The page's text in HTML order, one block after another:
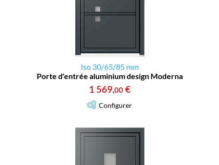
Iso 30/65/85 mm
Porte d'entrée aluminium design Moderna
1 569,00 €
Configurer